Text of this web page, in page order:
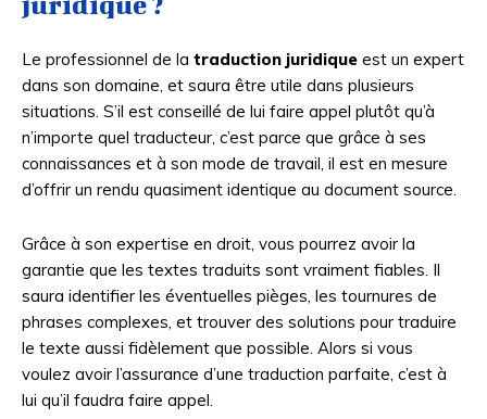
Le professionnel de la traduction juridique est un expert
dans son domaine, et saura être utile dans plusieurs
situations. S’il est conseillé de lui faire appel plutôt qu’à
n’importe quel traducteur, c’est parce que grâce à ses
connaissances et à son mode de travail, il est en mesure
d’offrir un rendu quasiment identique au document source.
Grâce à son expertise en droit, vous pourrez avoir la
garantie que les textes traduits sont vraiment fiables. Il
saura identifier les éventuelles pièges, les tournures de
phrases complexes, et trouver des solutions pour traduire
le texte aussi fidèlement que possible. Alors si vous
voulez avoir l’assurance d’une traduction parfaite, c’est à
lui qu’il faudra faire appel.